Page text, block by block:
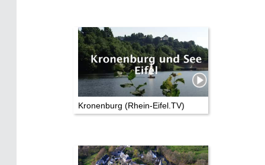
Kronenburg (Rhein-Eifel.TV)